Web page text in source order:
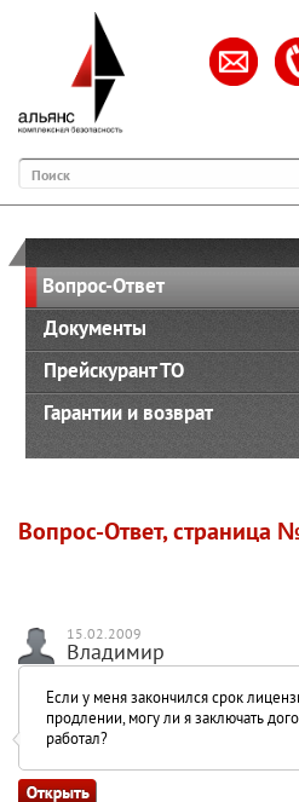
Поиск
Вопрос-Ответ
Документы
Прейскурант ТО
Гарантии и возврат
Вопрос-Ответ, страница
15.02.2009
Владимир
Если у меня закончился срок
продлении, могу ли я заключать
работал?